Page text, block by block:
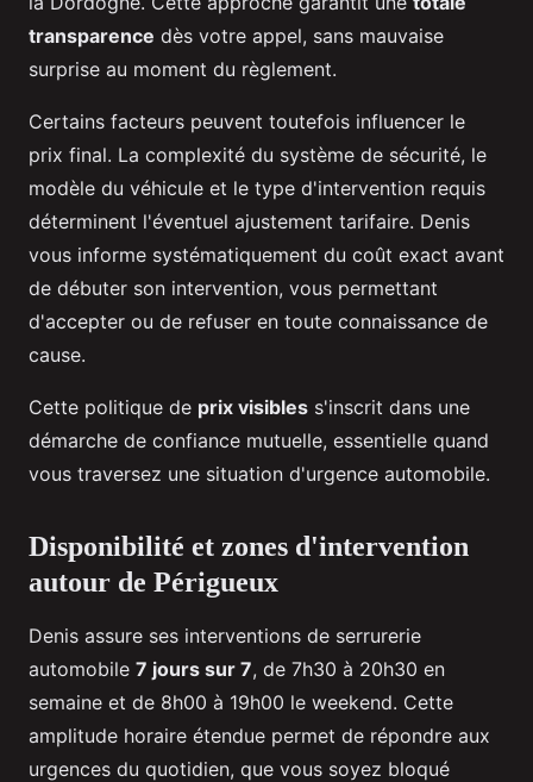
transparence dès votre appel, sans mauvaise
surprise au moment du règlement.
Certains facteurs peuvent toutefois influencer le
prix final. La complexité du système de sécurité, le
modèle du véhicule et le type d'intervention requis
déterminent l'éventuel ajustement tarifaire. Denis
vous informe systématiquement du coût exact avant
de débuter son intervention, vous permettant
d'accepter ou de refuser en toute connaissance de
cause.
Cette politique de prix visibles s'inscrit dans une
démarche de confiance mutuelle, essentielle quand
vous traversez une situation d'urgence automobile.
Disponibilité et zones d'intervention
autour de Périgueux
Denis assure ses interventions de serrurerie
automobile 7 jours sur 7, de 7h30 à 20h30 en
semaine et de 8h00 à 19h00 le weekend. Cette
amplitude horaire étendue permet de répondre aux
urgences du quotidien, que vous soyez bloqué